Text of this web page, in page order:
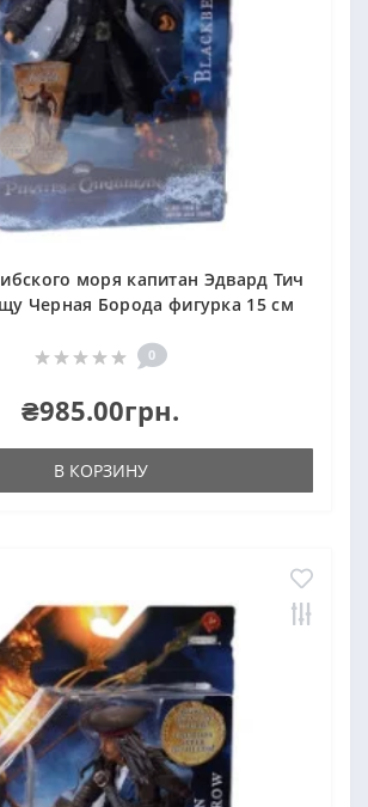
моря капитан Эдвард Тич
Черная Борода фигурка 15 см
0
₴985.00грн.
В КОРЗИНУ